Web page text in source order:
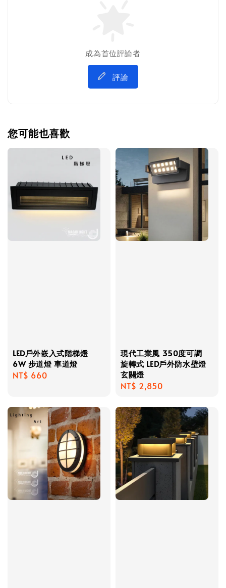
成為首位評論者
評論
您可能也喜歡
LED戶外嵌入式階梯燈
6W 步道燈 車道燈
Regular
NT$ 660
現代工業風 350度可調
旋轉式 LED戶外防水壁燈
玄關燈
Regular
NT$ 2,850